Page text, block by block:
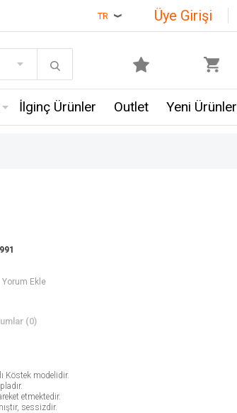
TR Üye Girişi
İlginç Ürünler Outlet Yeni Ürünler
Yorum Ekle
(0)
Köstek modelidir.
etmektedir.
sessizdir.